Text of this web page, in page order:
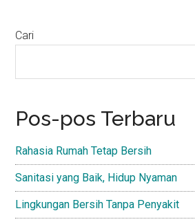
Primary
Cari
Pos-pos Terbaru
Rahasia Rumah Tetap Bersih
Sanitasi yang Baik, Hidup Nyaman
Lingkungan Bersih Tanpa Penyakit